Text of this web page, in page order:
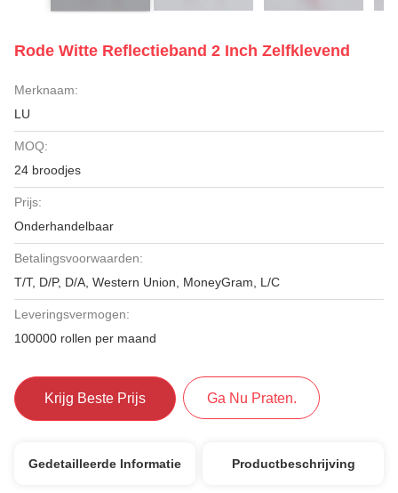
Rode Witte Reflectieband 2 Inch Zelfklevend
Merknaam:
LU
MOQ:
24 broodjes
Prijs:
Onderhandelbaar
Betalingsvoorwaarden:
T/T, D/P, D/A, Western Union, MoneyGram, L/C
Leveringsvermogen:
100000 rollen per maand
Krijg Beste Prijs Ga Nu Praten.
Gedetailleerde Informatie Productbeschrijving